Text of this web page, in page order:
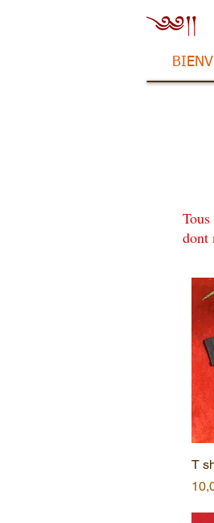
dont
T
Prix